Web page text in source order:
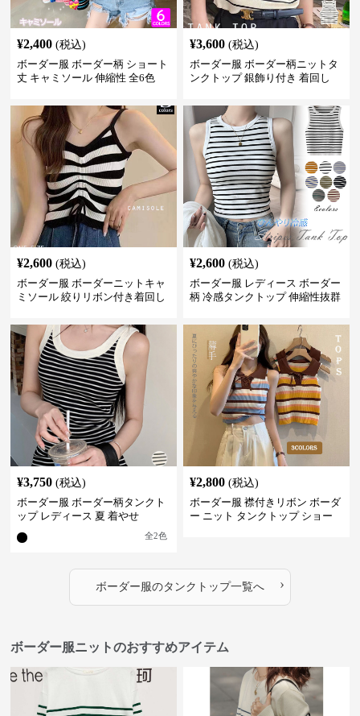
¥2,400 (税込)
ボーダー服 ボーダー柄 ショート
丈 キャミソール 伸縮性 全6色
¥3,600 (税込)
ボーダー服 ボーダー柄ニットタ
ンクトップ 銀飾り付き 着回し
¥2,600 (税込)
ボーダー服 ボーダーニットキャ
ミソール 絞りリボン付き着回し
¥2,600 (税込)
ボーダー服 レディース ボーダー
柄 冷感タンクトップ 伸縮性抜群
¥3,750 (税込)
ボーダー服 ボーダー柄タンクト
ップ レディース 夏 着やせ
全2色
¥2,800 (税込)
ボーダー服 襟付きリボン ボーダ
ー ニット タンクトップ ショー
ボーダー服のタンクトップ一覧へ ›
ボーダー服ニットのおすすめアイテム